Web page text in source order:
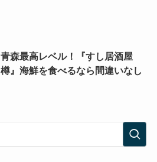
青森最高レベル！『すし居酒屋
樽』海鮮を食べるなら間違いなし